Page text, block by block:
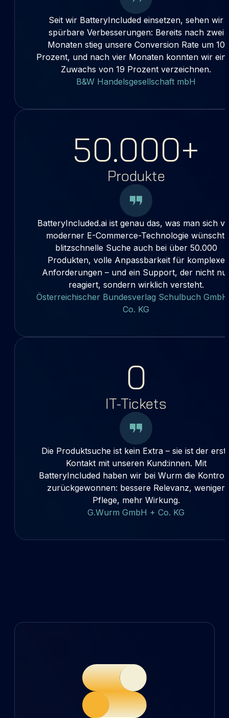
Seit wir BatteryIncluded einsetzen, sehen wir
spürbare Verbesserungen: Bereits nach zwei
Monaten stieg unsere Conversion Rate um 10
Prozent, und nach vier Monaten konnten wir
Zuwachs von 19 Prozent verzeichnen.
B&W Handelsgesellschaft mbH
50.000+
Produkte
BatteryIncluded.ai ist genau das, was man sich
moderner E-Commerce-Technologie wünscht:
blitzschnelle Suche auch bei über 50.000
Produkten, volle Anpassbarkeit für komplexe
Anforderungen – und ein Support, der nicht
reagiert, sondern wirklich versteht.
Österreichischer Bundesverlag Schulbuch
Co. KG
0
IT-Tickets
Die Produktsuche ist kein Extra – sie ist der
Kontakt mit unseren Kund:innen. Mit
BatteryIncluded haben wir bei Wurm die
zurückgewonnen: bessere Relevanz, weniger
Pflege, mehr Wirkung.
G.Wurm GmbH + Co. KG